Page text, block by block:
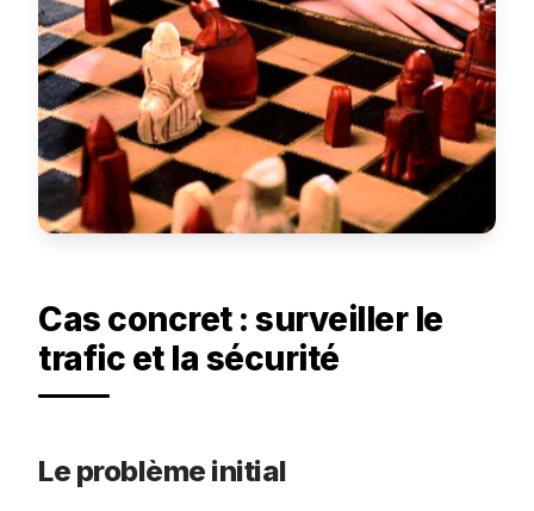
Cas concret : surveiller le
trafic et la sécurité
Le problème initial